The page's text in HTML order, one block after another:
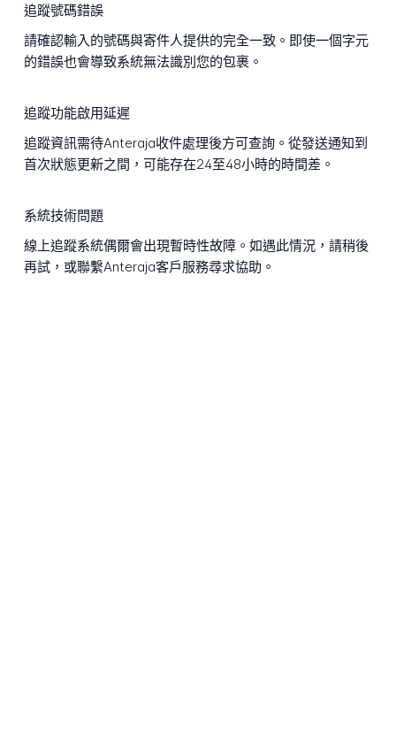
追蹤號碼錯誤
請確認輸入的號碼與寄件人提供的完全一致。即使一個字元
的錯誤也會導致系統無法識別您的包裹。
追蹤功能啟用延遲
追蹤資訊需待Anteraja收件處理後方可查詢。從發送通知到
首次狀態更新之間，可能存在24至48小時的時間差。
系統技術問題
線上追蹤系統偶爾會出現暫時性故障。如遇此情況，請稍後
再試，或聯繫Anteraja客戶服務尋求協助。